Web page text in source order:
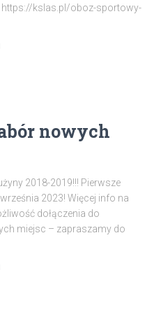
https://kslas.pl/oboz-sportowy-
nowych
2018-2019!!! Pierwsze
2023! Więcej info na
dołączenia do
miejsc – zapraszamy do